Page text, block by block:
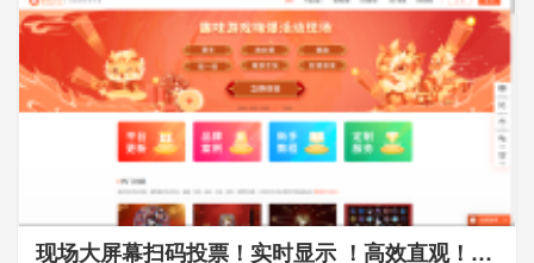
现场大屏幕扫码投票！实时显示 ！高效直观！_思讯互动大屏投票